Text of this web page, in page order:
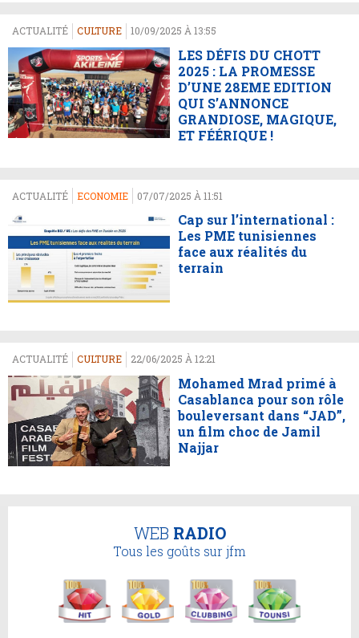
ACTUALITÉ CULTURE 10/09/2025 À 13:55
LES DÉFIS DU CHOTT
2025 : LA PROMESSE
D’UNE 28EME EDITION
QUI S’ANNONCE
GRANDIOSE, MAGIQUE,
ET FÉÉRIQUE !
ACTUALITÉ ECONOMIE 07/07/2025 À 11:51
Cap sur l’international :
Les PME tunisiennes
face aux réalités du
terrain
ACTUALITÉ CULTURE 22/06/2025 À 12:21
Mohamed Mrad primé à
Casablanca pour son rôle
bouleversant dans “JAD”,
un film choc de Jamil
Najjar
WEB RADIO
Tous les goûts sur jfm